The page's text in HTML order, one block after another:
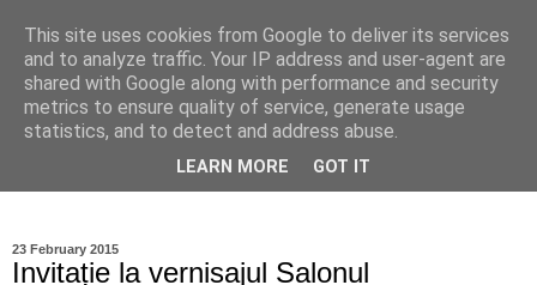
Ioan Nicolae Photography
Blog
My photographic vision. The world as I have seen it through
my camera lens.
23 February 2015
Invitație la vernisajul Salonul
This site uses cookies from Google to deliver its services
and to analyze traffic. Your IP address and user-agent are
shared with Google along with performance and security
metrics to ensure quality of service, generate usage
statistics, and to detect and address abuse.
LEARN MORE GOT IT